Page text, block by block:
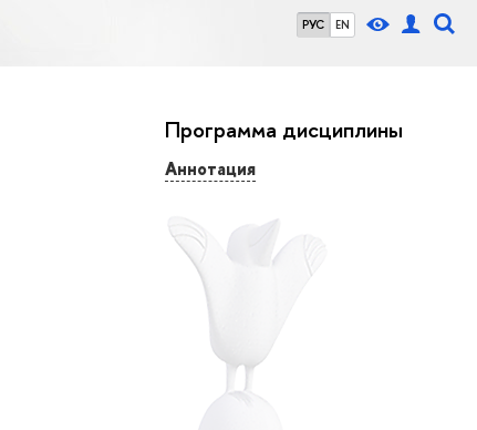
РУС EN
Программа дисциплины
Аннотация